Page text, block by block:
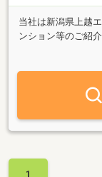
当社は新潟県上越
ンション等のご紹
り扱っています。
情報の中からあな
５２４－７６５１
1